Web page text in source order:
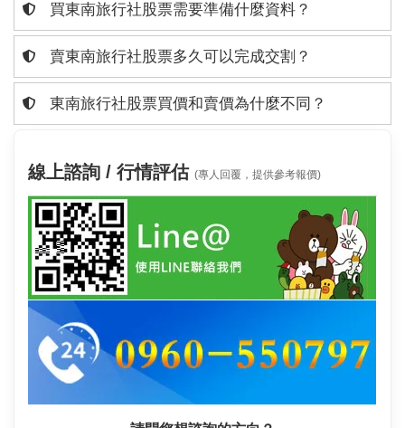
買東南旅行社股票需要準備什麼資料？
賣東南旅行社股票多久可以完成交割？
東南旅行社股票買價和賣價為什麼不同？
線上諮詢 / 行情評估 (專人回覆，提供參考報價)